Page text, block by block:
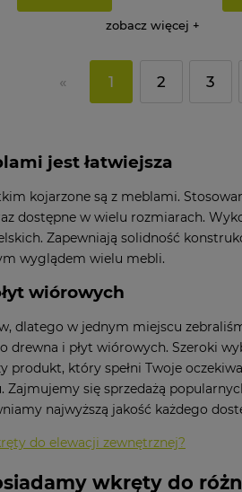
zobacz więcej
« 1 2 3
jest łatwiejsza
kojarzone są z meblami.
dostępne w wielu rozmiarach.
Zapewniają solidność
wyglądem wielu mebli.
wiórowych
dlatego w jednym miejscu
drewna i płyt wiórowych. Szeroki
produkt, który spełni Twoje
Zajmujemy się sprzedażą
najwyższą jakość każdego
do elewacji zewnętrznej?
wkręty do